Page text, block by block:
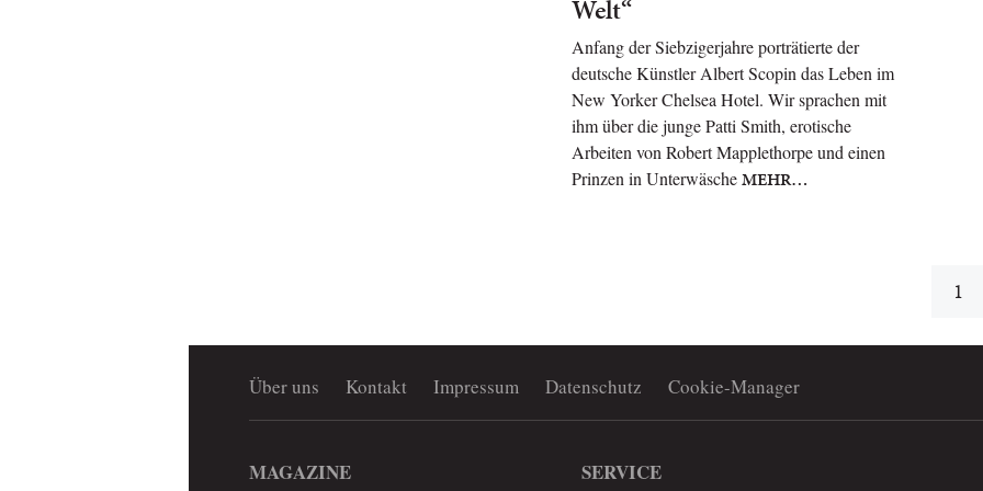
Welt“
Anfang der Siebzigerjahre porträtierte der
deutsche Künstler Albert Scopin das Leben im
New Yorker Chelsea Hotel. Wir sprachen mit
ihm über die junge Patti Smith, erotische
Arbeiten von Robert Mapplethorpe und einen
Prinzen in UnterwäscheMEHR…
1
Über uns Kontakt Impressum Datenschutz Cookie-Manager
MAGAZINE SERVICE